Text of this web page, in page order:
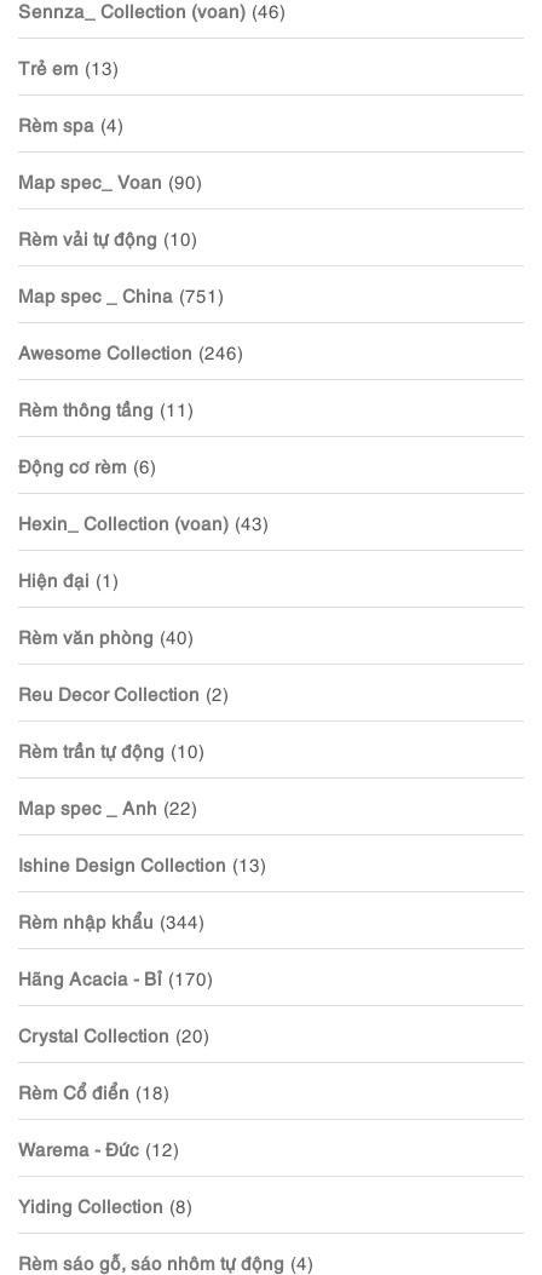
Sennza_ Collection (voan) (46)
Trẻ em (13)
Rèm spa (4)
Map spec_ Voan (90)
Rèm vải tự động (10)
Map spec _ China (751)
Awesome Collection (246)
Rèm thông tầng (11)
Động cơ rèm (6)
Hexin_ Collection (voan) (43)
Hiện đại (1)
Rèm văn phòng (40)
Reu Decor Collection (2)
Rèm trần tự động (10)
Map spec _ Anh (22)
Ishine Design Collection (13)
Rèm nhập khẩu (344)
Hãng Acacia - Bỉ (170)
Crystal Collection (20)
Rèm Cổ điển (18)
Warema - Đức (12)
Yiding Collection (8)
Rèm sáo gỗ, sáo nhôm tự động (4)